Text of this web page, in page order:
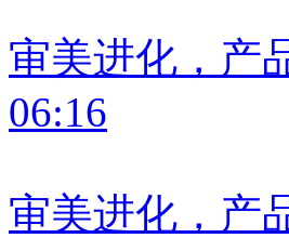
审美进化，产
06:16
审美进化，产